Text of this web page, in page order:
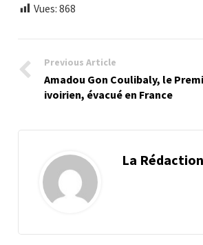
Vues: 868
Previous Article
Amadou Gon Coulibaly, le
ivoirien, évacué en France
La